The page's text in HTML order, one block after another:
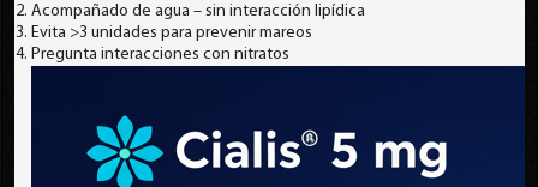
Acompañado de agua – sin interacción lipídica
Evita >3 unidades para prevenir mareos
Pregunta interacciones con nitratos